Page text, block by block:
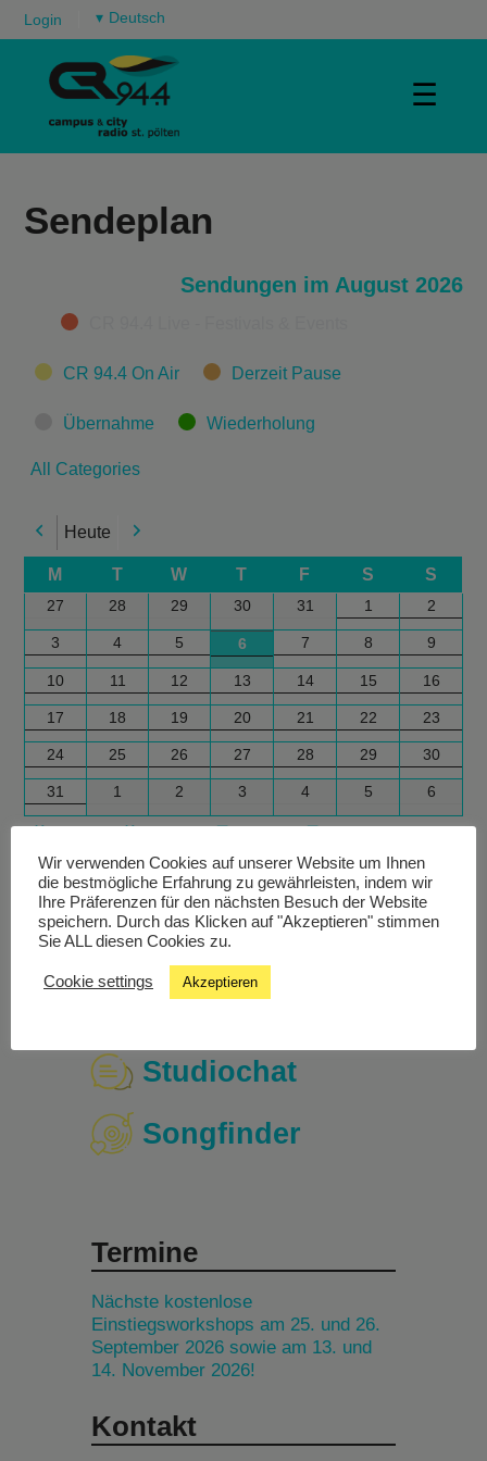
Login ▾
☰
Sendeplan
Sendungen im August 2026
Categories
CR 94.4 On Air Derzeit Pause
Übernahme Wiederholung
All Categories
Previous
Heute Next
M T W T F S S
27 28 29 30 31 1 2
3 4 5 6 7 8 9
10 11 12 13 14 15 16
17 18 19 20 21 22 23
24 25 26 27 28 29 30
31 1 2 3 4 5 6
in
in
for
for
Livestream
Studiochat
Songfinder
Termine
Nächste kostenlose
Einstiegsworkshops am 25. und 26.
September 2026 sowie am 13. und
14. November 2026!
Kontakt
Wir verwenden Cookies auf unserer Website um Ihnen
die bestmögliche Erfahrung zu gewährleisten, indem wir
Ihre Präferenzen für den nächsten Besuch der Website
speichern. Durch das Klicken auf "Akzeptieren" stimmen
Sie ALL diesen Cookies zu.
Cookie settings Akzeptieren